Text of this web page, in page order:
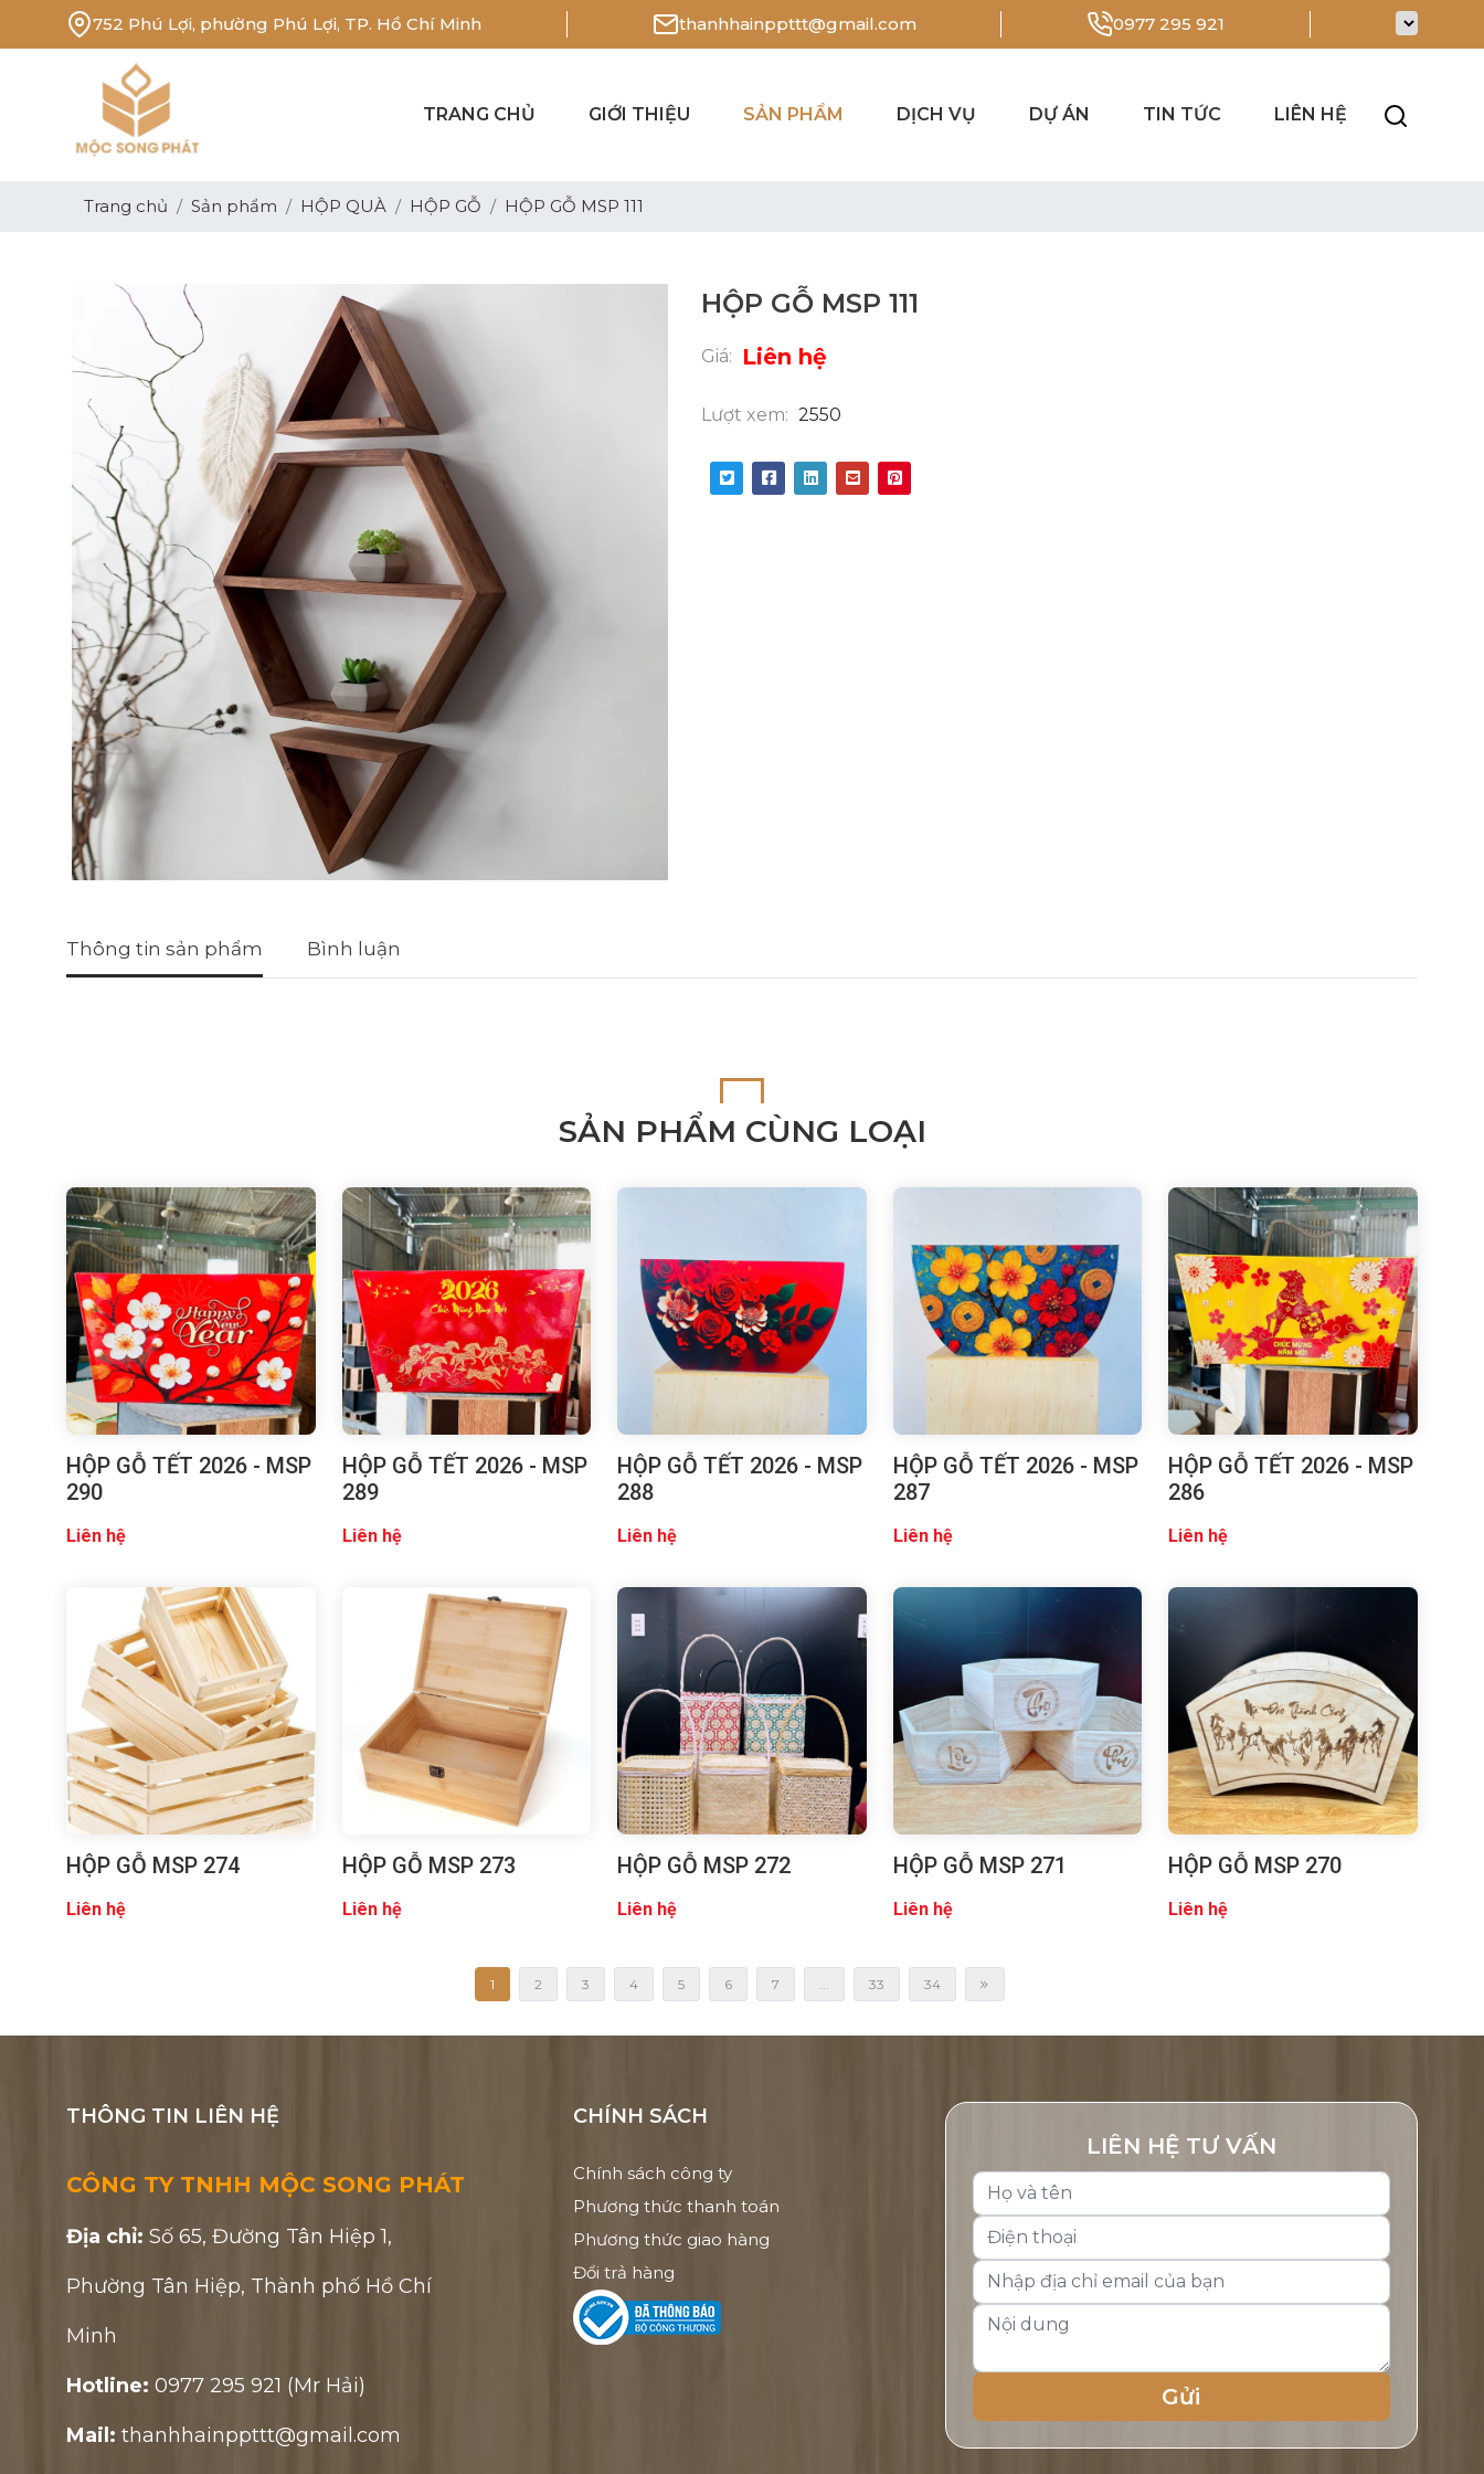
752 Phú Lợi, phường Phú Lợi, TP. Hồ Chí Minh thanhhainppttt@gmail.com 0977 295 921
TRANG CHỦ GIỚI THIỆU SẢN PHẨM DỊCH VỤ DỰ ÁN TIN TỨC LIÊN HỆ
Trang chủ Sản phẩm HỘP QUÀ HỘP GỖ HỘP GỖ MSP 111
HỘP GỖ MSP 111
Giá: Liên hệ
Lượt xem: 2550
Thông tin sản phẩm Bình luận
SẢN PHẨM CÙNG LOẠI
HỘP GỖ TẾT 2026 - MSP
290
Liên hệ
HỘP GỖ TẾT 2026 - MSP
289
Liên hệ
HỘP GỖ TẾT 2026 - MSP
288
Liên hệ
HỘP GỖ TẾT 2026 - MSP
287
Liên hệ
HỘP GỖ TẾT 2026 - MSP
286
Liên hệ
HỘP GỖ MSP 274
Liên hệ
HỘP GỖ MSP 273
Liên hệ
HỘP GỖ MSP 272
Liên hệ
HỘP GỖ MSP 271
Liên hệ
HỘP GỖ MSP 270
Liên hệ
1 2 3 4 5 6 7 33 34
THÔNG TIN LIÊN HỆ
CÔNG TY TNHH MỘC SONG PHÁT
Địa chỉ: Số 65, Đường Tân Hiệp 1,
Phường Tân Hiệp, Thành phố Hồ Chí
Minh
Hotline: 0977 295 921 (Mr Hải)
Mail: thanhhainppttt@gmail.com
CHÍNH SÁCH
Chính sách công ty
Phương thức thanh toán
Phương thức giao hàng
Đổi trả hàng
LIÊN HỆ TƯ VẤN